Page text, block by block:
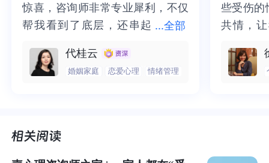
刍思维有7大特征：
重复：内容重复，反复出现。
侵入性
...全部
惊喜，咨询师非常专业犀利，不仅
帮我看到了底层，还串起
能直接帮我改善思维与行为。之后
的每一次咨询都是这样，我应该会
惊喜，咨询师非常专业犀利，不仅
帮我看到了底层，还串起了关联链
我改善思维与行为。之后的每一次
咨询都是这样，我应该会继续做多
代桂云
婚姻家庭 恋爱心理 情绪管理
些受伤的
共情，
一部分
而且当
些受伤的
共情，让
处理的
询师准